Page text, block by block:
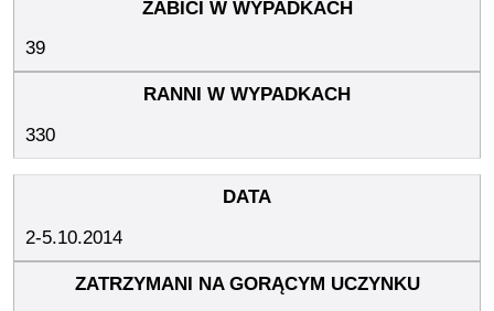
39
330
2-5.10.2014